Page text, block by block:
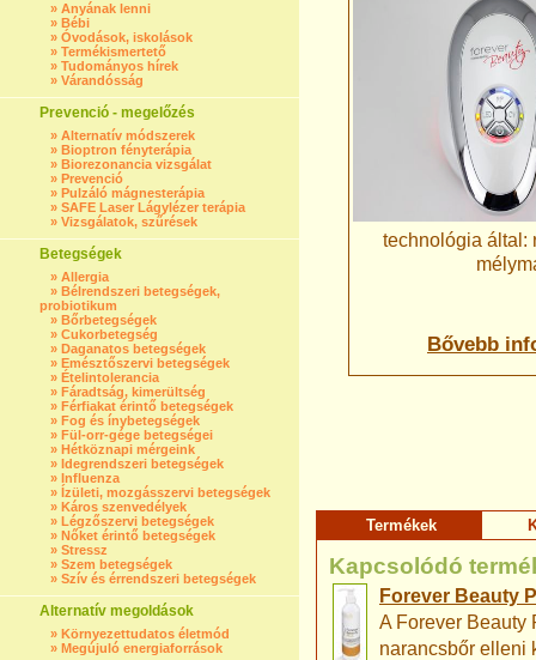
» Anyának lenni
» Bébi
» Óvodások, iskolások
» Termékismertető
» Tudományos hírek
» Várandósság
Prevenció - megelőzés
» Alternatív módszerek
» Bioptron fényterápia
» Biorezonancia vizsgálat
» Prevenció
» Pulzáló mágnesterápia
» SAFE Laser Lágylézer terápia
» Vizsgálatok, szűrések
Betegségek
» Allergia
» Bélrendszeri betegségek,
probiotikum
» Bőrbetegségek
» Cukorbetegség
» Daganatos betegségek
» Emésztőszervi betegségek
» Ételintolerancia
» Fáradtság, kimerültség
» Férfiakat érintő betegségek
» Fog és ínybetegségek
» Fül-orr-gége betegségei
» Hétköznapi mérgeink
» Idegrendszeri betegségek
» Influenza
» Ízületi, mozgásszervi betegségek
» Káros szenvedélyek
» Légzőszervi betegségek
» Nőket érintő betegségek
» Stressz
» Szem betegségek
» Szív és érrendszeri betegségek
Alternatív megoldások
» Környezettudatos életmód
» Megújuló energiaforrások
technológia által:
Bővebb
Termékek
Kapcsolódó
Forever Beauty
A Forever Beauty
narancsbőr elleni